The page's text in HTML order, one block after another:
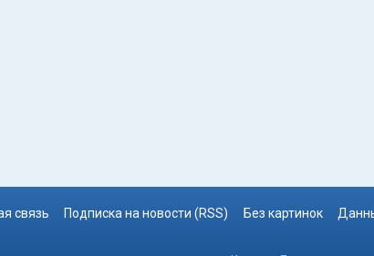
связь Подписка на новости (RSS) Без картинок